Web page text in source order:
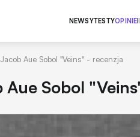
NEWSYTESTYOPINIE
Aue Sobol "Veins" - recenzja
Sobol